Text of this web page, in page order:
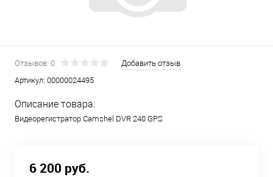
Отзывов: 0
Добавить отзыв
Артикул: 00000024495
Описание товара:
Видеорегистратор Camshel DVR 240 GPS
6 200 руб.